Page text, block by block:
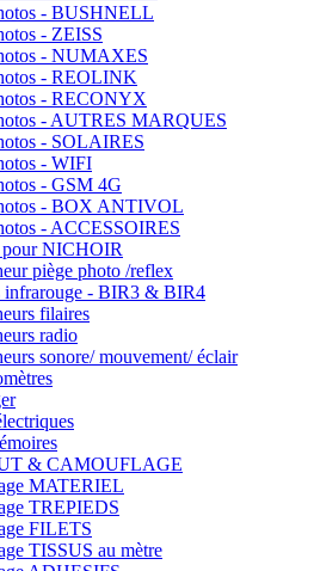
- BUSHNELL
- ZEISS
- NUMAXES
- REOLINK
- RECONYX
- AUTRES MARQUES
- SOLAIRES
- WIFI
- GSM 4G
- BOX ANTIVOL
- ACCESSOIRES
pour NICHOIR
piège photo /reflex
infrarouge - BIR3 & BIR4
filaires
radio
sonore/ mouvement/ éclair
& CAMOUFLAGE
MATERIEL
TREPIEDS
FILETS
TISSUS au mètre